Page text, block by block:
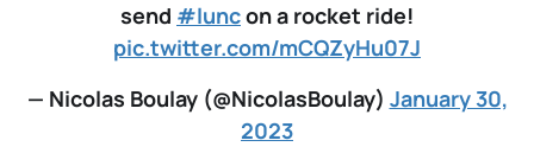
send #luncon a rocket ride!
pic.twitter.com/mCQZyHu07J
— Nicolas Boulay (@NicolasBoulay) January 30,
2023